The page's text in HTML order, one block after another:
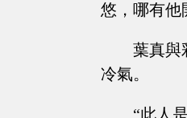
悠，哪有他
葉真與
冷氣。
“此人